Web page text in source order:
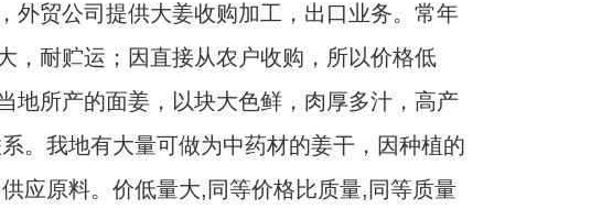
外贸公司提供大姜收购加工，出口业务。常年
，耐贮运；因直接从农户收购，所以价格低
地所产的面姜，以块大色鲜，肉厚多汁，高产
。我地有大量可做为中药材的姜干，因种植的
应原料。价低量大,同等价格比质量,同等质量